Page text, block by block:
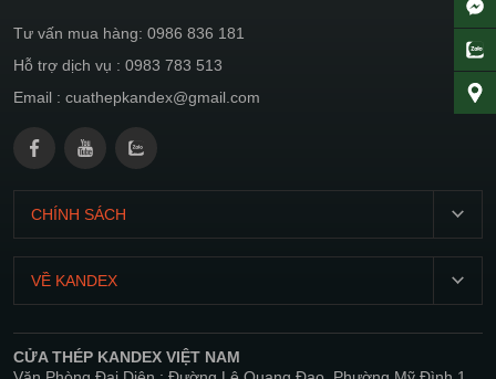
Tư vấn mua hàng: 0986 836 181
Hỗ trợ dịch vụ : 0983 783 513
Email : cuathepkandex@gmail.com
CHÍNH SÁCH
CN:
07:00
Chính
VỀ KANDEX
CỬA THÉP KANDEX VIỆT NAM